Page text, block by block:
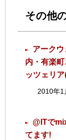
その他
アーク
内・有楽
ッツェリア
2010年1
@ITで
てます!